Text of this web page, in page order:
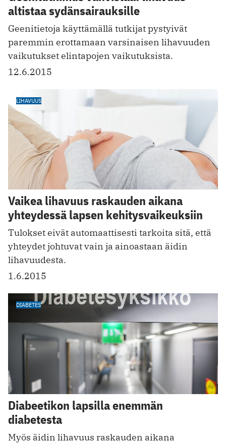
altistaa sydänsairauksille
Geenitietoja käyttämällä tutkijat pystyivät
paremmin erottamaan varsinaisen lihavuuden
vaikutukset elintapojen vaikutuksista.
12.6.2015
LIHAVUUS
Vaikea lihavuus raskauden aikana
yhteydessä lapsen kehitysvaikeuksiin
Tulokset eivät automaattisesti tarkoita sitä, että
yhteydet johtuvat vain ja ainoastaan äidin
lihavuudesta.
1.6.2015
DIABETES
Diabeetikon lapsilla enemmän
diabetesta
Myös äidin lihavuus raskauden aikana